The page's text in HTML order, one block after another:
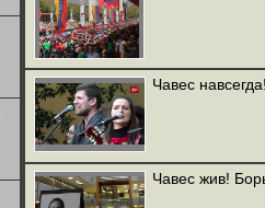
Чавес
Чавес жив!